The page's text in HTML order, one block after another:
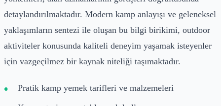
detaylandırılmaktadır. Modern kamp anlayışı ve geleneksel
yaklaşımların sentezi ile oluşan bu bilgi birikimi, outdoor
aktiviteler konusunda kaliteli deneyim yaşamak isteyenler
için vazgeçilmez bir kaynak niteliği taşımaktadır.
Pratik kamp yemek tarifleri ve malzemeleri